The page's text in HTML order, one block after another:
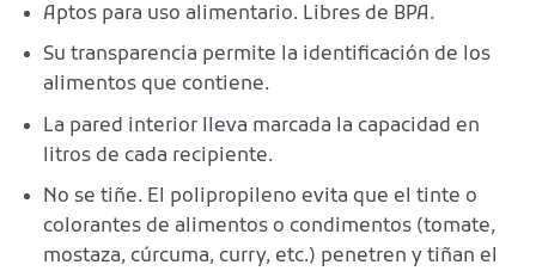
Aptos para uso alimentario. Libres de BPA.
Su transparencia permite la identificación de los
alimentos que contiene.
La pared interior lleva marcada la capacidad en
litros de cada recipiente.
No se tiñe. El polipropileno evita que el tinte o
colorantes de alimentos o condimentos (tomate,
mostaza, cúrcuma, curry, etc.) penetren y tiñan el